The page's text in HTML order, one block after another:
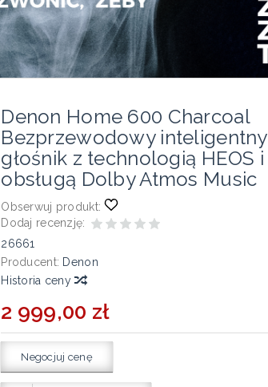
Denon Home 600 Charcoal
Bezprzewodowy inteligentny
głośnik z technologią HEOS i
obsługą Dolby Atmos Music
Obserwuj produkt:
Dodaj recenzję:
26661
Producent: Denon
Historia ceny
2 999,00 zł
Negocjuj cenę